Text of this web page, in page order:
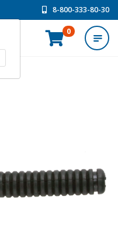
8-800-333-80-30
0